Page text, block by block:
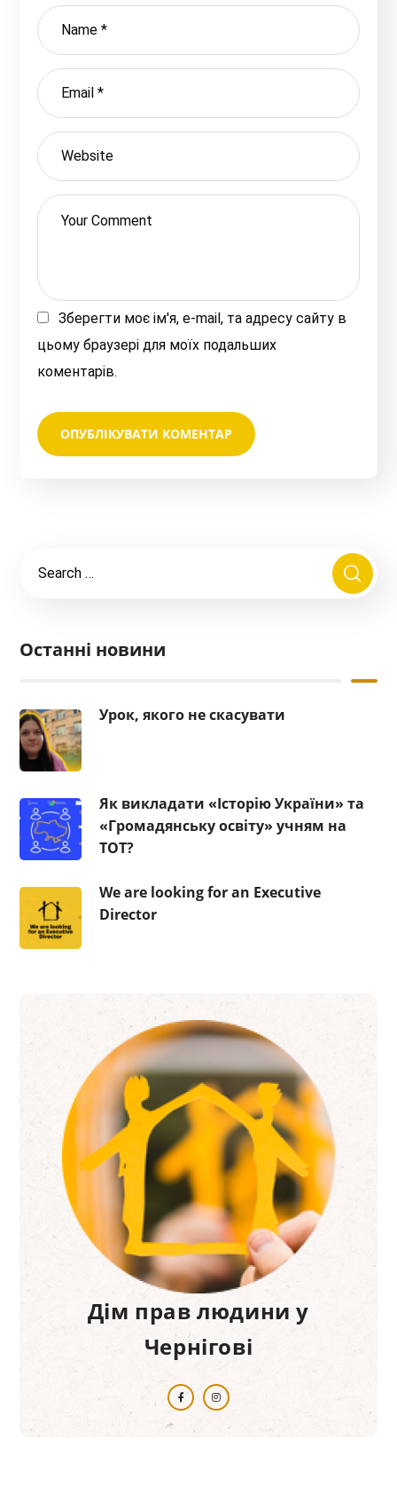
Зберегти моє ім'я, e-mail, та адресу сайту в
цьому браузері для моїх подальших
коментарів.
Останні новини
Урок, якого не скасувати
Як викладати «Історію України» та
«Громадянську освіту» учням на
ТОТ?
We are looking for an Executive
Director
Дім прав людини у
Чернігові